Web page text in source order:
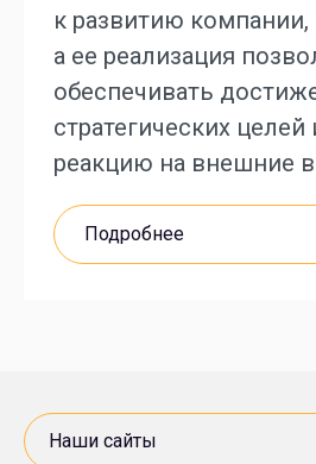
к развитию компании,
а ее реализация
обеспечивать
стратегических целей
реакцию на внешние
Подробнее
Наши сайты
СП «Вьетсовпетро»
«ОПТИМА Группа»
«Нестро Петрол»
Росимущество